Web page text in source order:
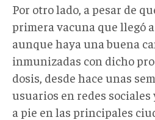
Por otro lado, a pesar de
primera vacuna que llegó
aunque haya una buena
inmunizadas con dicho
dosis, desde hace unas
usuarios en redes
a pie en las principales